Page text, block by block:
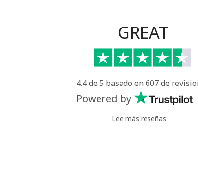
GREAT
4.4 de 5 basado en 607 de
Powered by
Lee más reseñas →